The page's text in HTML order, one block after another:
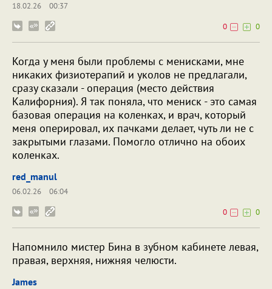
18.02.26
00:37
0
0
Когда у меня были проблемы с менисками, мне
никаких физиотерапий и уколов не предлагали,
сразу сказали - операция (место действия
Калифорния). Я так поняла, что мениск - это самая
базовая операция на коленках, и врач, который
меня оперировал, их пачками делает, чуть ли не с
закрытыми глазами. Помогло отлично на обоих
коленках.
red_manul
06.02.26
06:04
0
0
Напомнило мистер Бина в зубном кабинете левая,
правая, верхняя, нижняя челюсти.
James